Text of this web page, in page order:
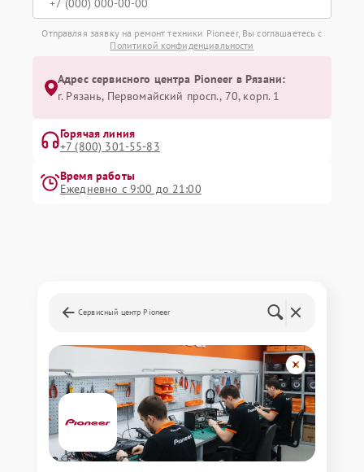
Отправляя заявку на ремонт техники Pioneer, Вы соглашаетесь с
Политикой конфиденциальности
Адрес сервисного центра Pioneer в Рязани:
г. Рязань, Первомайский просп., 70, корп. 1
Горячая линия
+7 (800) 301-55-83
Время работы
Ежедневно с 9:00 до 21:00
Сервисный центр Pioneer